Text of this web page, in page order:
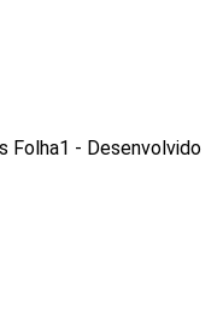
Folha1 - Desenvolvido